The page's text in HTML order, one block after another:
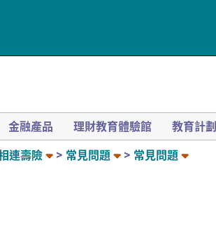
金融產品 理財教育體驗館 教育計劃
連壽險 常見問題 常見問題